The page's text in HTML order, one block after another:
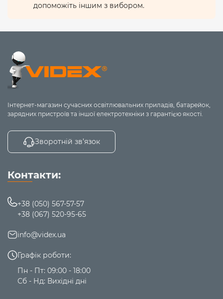
допоможіть іншим з вибором.
Інтернет-магазин сучасних освітлювальних приладів, батарейок,
зарядних пристроїв та іншої електротехніки з гарантією якості.
Зворотній зв’язок
Контакти:
+38 (050) 567-57-57
+38 (067) 520-95-65
info@videx.ua
Графік роботи:
Пн - Пт: 09:00 - 18:00
Сб - Нд: Вихідні дні